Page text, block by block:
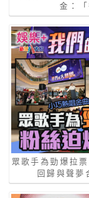
金：
眾歌手為勁爆拉
回歸與聲夢